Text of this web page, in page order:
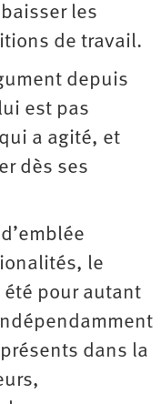
les
de travail.
depuis
est pas
a agité, et
dès ses
le
été pour autant
dans la